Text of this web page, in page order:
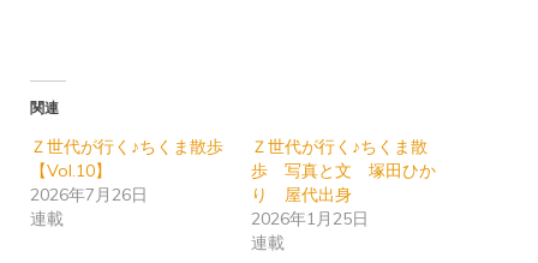
関連
Ｚ世代が行く♪ちくま散歩
【Vol.10】
2026年7月26日
連載
Ｚ世代が行く♪ちくま散
歩 写真と文 塚田ひか
り 屋代出身
2026年1月25日
連載